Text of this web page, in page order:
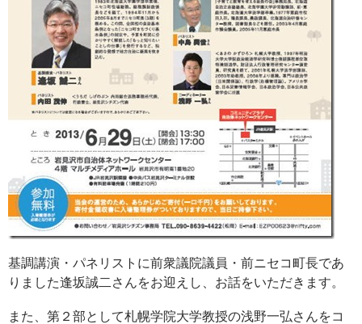
基調講演・パネリストに前衆議院議員・前ニセコ町長であ
りました逢坂誠二さんをお迎えし、お話をいただきます。
また、第２部として札幌学院大学教授の浅野一弘さんをコ